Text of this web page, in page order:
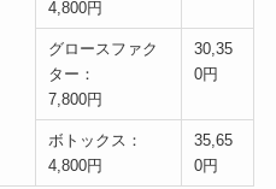
4,800円
グロースファク
ター：
7,800円
30,35
0円
ボトックス：
4,800円
35,65
0円